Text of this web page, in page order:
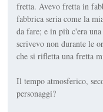
fretta. Avevo fretta in
fabbrica seria come la
da fare; e in più c'era
scrivevo non durante le
che si rifletta una fretta
Il tempo atmosferico,
personaggi?